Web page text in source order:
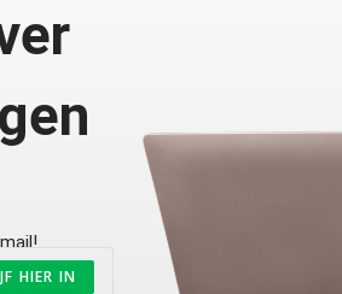
HIER IN